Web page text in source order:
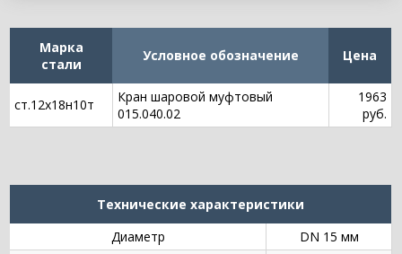
Марка
стали
Условное обозначение Цена
ст.12х18н10т
Кран шаровой муфтовый
015.040.02
1963
руб.
Технические характеристики
Диаметр
DN 15 мм